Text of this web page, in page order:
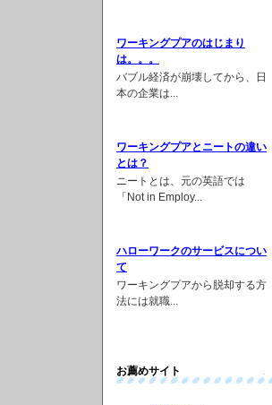
ワーキングプアのはじまり
は。。。
バブル経済が崩壊してから、日
本の企業は...
ワーキングプアとニートの違い
とは？
ニートとは、元の英語では
「Not in Employ...
ハローワークのサービスについ
て
ワーキングプアから脱却する方
法には就職...
お薦めサイト